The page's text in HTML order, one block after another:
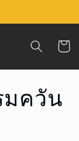
Cart
มควัน